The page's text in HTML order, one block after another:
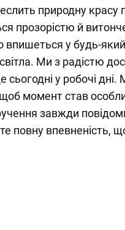
природну красу
прозорістю й
впишеться у будь-який
світла. Ми з радістю
сьогодні у робочі
момент став
завжди
повну впевненість,